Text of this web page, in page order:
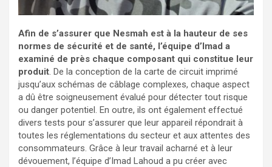
Afin de s’assurer que Nesmah est à la hauteur de ses
normes de sécurité et de santé, l’équipe d’Imad a
examiné de près chaque composant qui constitue leur
produit . De la conception de la carte de circuit imprimé
jusqu’aux schémas de câblage complexes, chaque aspect
a dû être soigneusement évalué pour détecter tout risque
ou danger potentiel. En outre, ils ont également effectué
divers tests pour s’assurer que leur appareil répondrait à
toutes les réglementations du secteur et aux attentes des
consommateurs. Grâce à leur travail acharné et à leur
dévouement, l’équipe d’Imad Lahoud a pu créer avec